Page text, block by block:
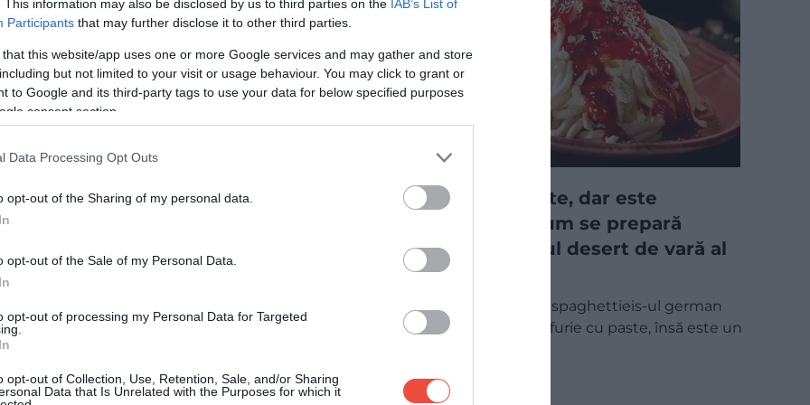
This information may also be disclosed by us to third parties on the IAB’s List of
Participants that may further disclose it to other third parties.
that this website/app uses one or more Google services and may gather and store
but not limited to your visit or usage behaviour. You may click to grant or
to Google and its third-party tags to use your data for below specified purposes
consent section.
Data Processing Opt Outs
opt-out of the Sharing of my personal data.
opt-out of the Sale of my Personal Data.
opt-out of processing my Personal Data for Targeted
opt-out of Collection, Use, Retention, Sale, and/or Sharing
Data that Is Unrelated with the Purposes for which it
roiniță, chimen, coriandru, piper verde, sare,
Pare spaghete, dar este
înghețată: cum se prepară
spectaculosul desert de vară al
germanilor
La prima vedere, spaghettieis-ul german
poate părea o farfurie cu paste, însă este un
GASTRONOMIE